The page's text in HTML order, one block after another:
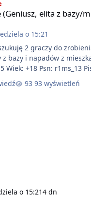
(Geniusz, elita z bazy/
o 15:21
2 graczy do
bazy i napadów z
Wiek: +18 Psn: r1ms_13
93 wyświetleń
o 15:214 dn